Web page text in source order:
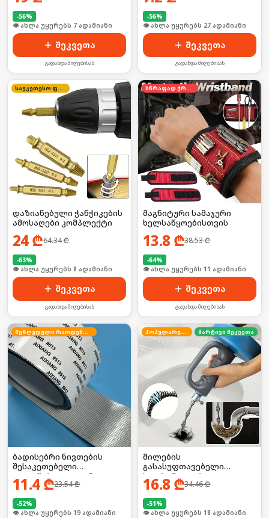
-56%
🛒 ბოლო 24სთ-ში იყიდა 6-მა
შეკვეთა
გადახდა მიღებისას
-56%
🛒 ბოლო 24სთ-ში იყიდა 41-მა
შეკვეთა
გადახდა მიღებისას
საუკეთესო ფასი
დაზიანებული ჭანჭიკების
ამოსაღები კომპლექტი
24₾64.34₾
-63%
🛒 ბოლო 24სთ-ში იყიდა 11-მა
შეკვეთა
გადახდა მიღებისას
სწრაფად ქრება
მაგნიტური სამაჯური
ხელსაწყოებისთვის
13.8 ₾38.53₾
-64%
🛒 ბოლო 24სთ-ში იყიდა 20-მა
შეკვეთა
გადახდა მიღებისას
შეზღუდული რაოდენობა
ბადისებრი ნივთების
შესაკეთებელი
თვითწებვადი ლენტი
11.4₾23.54₾
-52%
🛒 ბოლო 24სთ-ში იყიდა 25-მა
პოპულარული მარტივი შეკვეთა
მილების
გასასუფთავებელი
ხელსაწყო დრეკადი
მავთულით
16.8 ₾34.46₾
-51%
🛒 ბოლო 24სთ-ში იყიდა 24-მა